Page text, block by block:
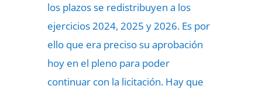
los plazos se redistribuyen a los
ejercicios 2024, 2025 y 2026. Es por
ello que era preciso su aprobación
hoy en el pleno para poder
continuar con la licitación. Hay que